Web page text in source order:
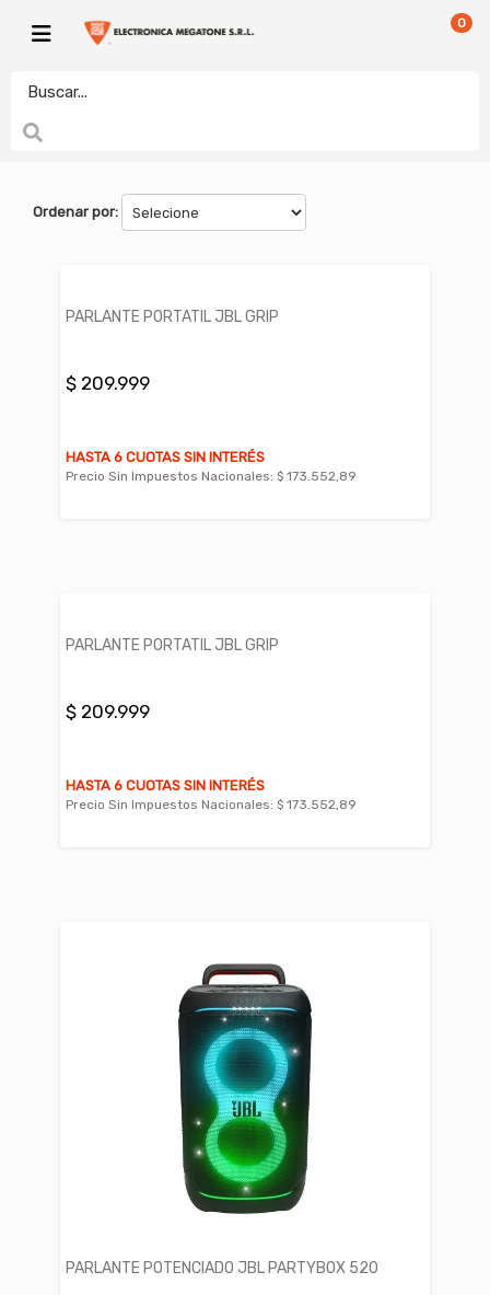
0
electronicamegatonesrl
Ordenar por:
PARLANTE PORTATIL JBL GRIP
$ 209.999
HASTA 6 CUOTAS SIN INTERÉS
Precio Sin Impuestos Nacionales: $ 173.552,89
PARLANTE PORTATIL JBL GRIP
$ 209.999
HASTA 6 CUOTAS SIN INTERÉS
Precio Sin Impuestos Nacionales: $ 173.552,89
PARLANTE POTENCIADO JBL PARTYBOX 520